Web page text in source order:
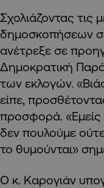
Σχολιάζοντας τις
δημοσκοπήσεων
ανέτρεξε σε
Δημοκρατική
των εκλογών.
είπε,
προσφορά.
δεν πουλούμε
το θυμούνται»
Ο κ. Καρογιάν